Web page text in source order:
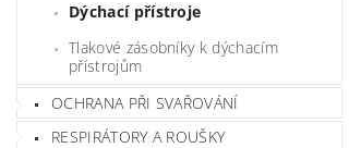
Dýchací přístroje
Tlakové zásobníky k dýchacím
přístrojům
OCHRANA PŘI SVAŘOVÁNÍ
RESPIRÁTORY A ROUŠKY